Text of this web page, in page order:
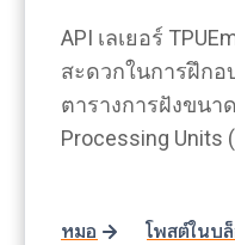
API เลเยอร์
สะดวกในการฝึกอ
ตารางการฝังขนา
Processing Units
หมอ โพสต์ในบ